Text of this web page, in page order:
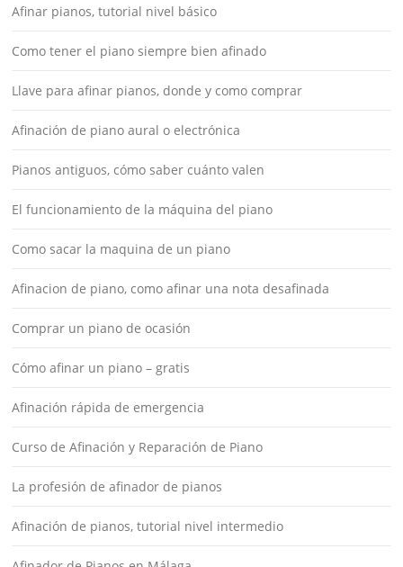
Afinar pianos, tutorial nivel básico
Como tener el piano siempre bien afinado
Llave para afinar pianos, donde y como comprar
Afinación de piano aural o electrónica
Pianos antiguos, cómo saber cuánto valen
El funcionamiento de la máquina del piano
Como sacar la maquina de un piano
Afinacion de piano, como afinar una nota desafinada
Comprar un piano de ocasión
Cómo afinar un piano – gratis
Afinación rápida de emergencia
Curso de Afinación y Reparación de Piano
La profesión de afinador de pianos
Afinación de pianos, tutorial nivel intermedio